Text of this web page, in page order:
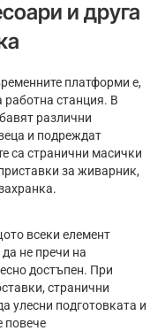
и друга
платформи е,
работна станция. В
различни
и подреждат
са странични масички
за живарник,
всеки елемент
не пречи на
достъпен. При
странични
улесни подготовката и
повече